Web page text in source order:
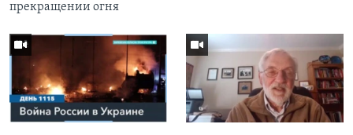
прекращении огня